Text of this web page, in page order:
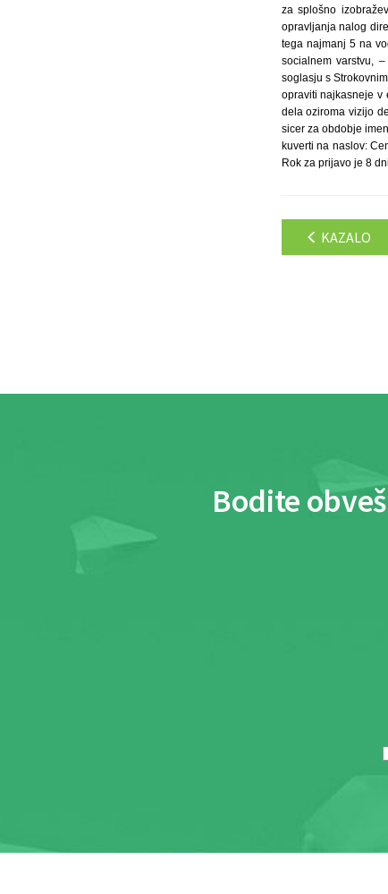
za splošno
opravljanja nalog
tega najmanj 5 na
socialnem varstvu,
soglasju s
opraviti najkasneje v
dela oziroma vizijo
sicer za obdobje
kuverti na naslov:
Rok za prijavo je 8
KAZALO
Bodite